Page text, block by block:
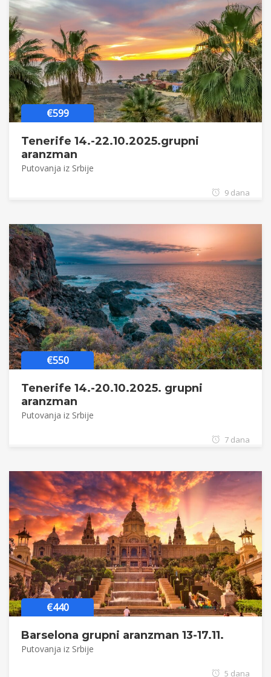
€599
Tenerife 14.-22.10.2025.grupni
aranzman
Putovanja iz Srbije
9 dana
€550
Tenerife 14.-20.10.2025. grupni
aranzman
Putovanja iz Srbije
7 dana
€440
Barselona grupni aranzman 13-17.11.
Putovanja iz Srbije
5 dana